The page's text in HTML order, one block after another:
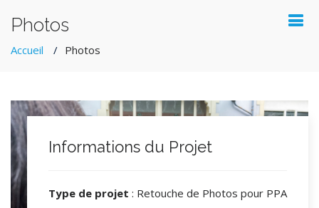
Photos
Accueil Photos
Informations du Projet
Type de projet : Retouche de Photos pour PPA